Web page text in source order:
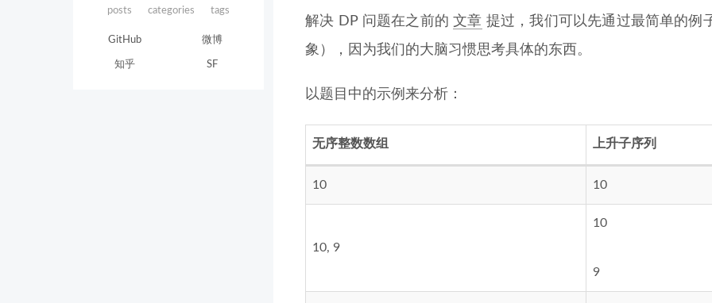
posts categories tags
GitHub 微博
知乎 SF
解决 DP 问题在之前的文章 提过，我们可以先通过最简单的例
象），因为我们的大脑习惯思考具体的东西。
以题目中的示例来分析：
无序整数数组 上升子序列
10 10
10, 9
10
9